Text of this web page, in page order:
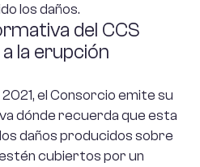
los daños.
del CCS
la erupción
el Consorcio emite su
dónde recuerda que esta
daños producidos sobre
cubiertos por un